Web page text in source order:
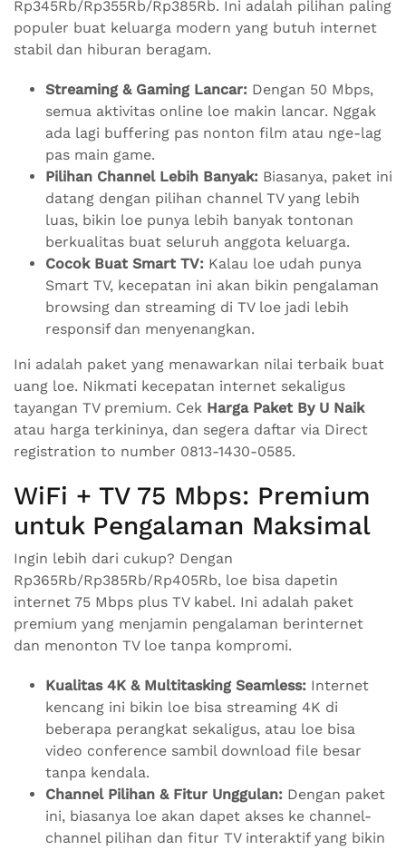
Rp345Rb/Rp355Rb/Rp385Rb. Ini adalah pilihan paling
populer buat keluarga modern yang butuh internet
stabil dan hiburan beragam.
Streaming & Gaming Lancar: Dengan 50 Mbps,
semua aktivitas online loe makin lancar. Nggak
ada lagi buffering pas nonton film atau nge-lag
pas main game.
Pilihan Channel Lebih Banyak: Biasanya, paket ini
datang dengan pilihan channel TV yang lebih
luas, bikin loe punya lebih banyak tontonan
berkualitas buat seluruh anggota keluarga.
Cocok Buat Smart TV: Kalau loe udah punya
Smart TV, kecepatan ini akan bikin pengalaman
browsing dan streaming di TV loe jadi lebih
responsif dan menyenangkan.
Ini adalah paket yang menawarkan nilai terbaik buat
uang loe. Nikmati kecepatan internet sekaligus
tayangan TV premium. Cek Harga Paket By U Naik
atau harga terkininya, dan segera daftar via Direct
registration to number 0813-1430-0585.
WiFi + TV 75 Mbps: Premium
untuk Pengalaman Maksimal
Ingin lebih dari cukup? Dengan
Rp365Rb/Rp385Rb/Rp405Rb, loe bisa dapetin
internet 75 Mbps plus TV kabel. Ini adalah paket
premium yang menjamin pengalaman berinternet
dan menonton TV loe tanpa kompromi.
Kualitas 4K & Multitasking Seamless: Internet
kencang ini bikin loe bisa streaming 4K di
beberapa perangkat sekaligus, atau loe bisa
video conference sambil download file besar
tanpa kendala.
Channel Pilihan & Fitur Unggulan: Dengan paket
ini, biasanya loe akan dapet akses ke channel-
channel pilihan dan fitur TV interaktif yang bikin